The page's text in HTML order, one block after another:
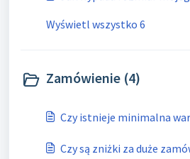
Wyświetl wszystko 6
Zamówienie (4)
Czy istnieje minimalna
Czy są zniżki za duże